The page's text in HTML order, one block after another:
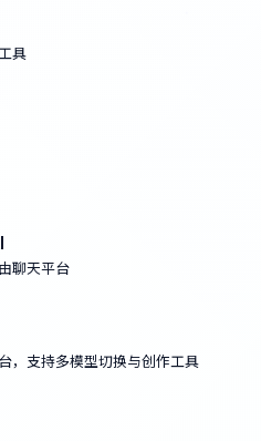
具
聊天平台
，支持多模型切换与创作工具